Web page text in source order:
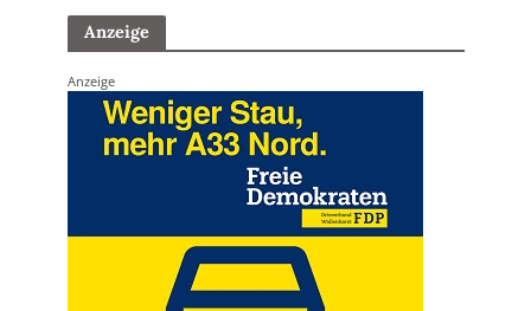
Anzeige
Anzeige